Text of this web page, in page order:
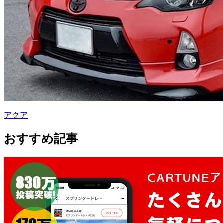
アクア
おすすめ記事